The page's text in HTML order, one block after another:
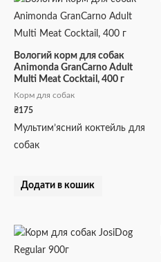
Вологий корм для собак
Animonda GranCarno Adult
Multi Meat Cocktail, 400 г
Корм для собак
₴175
Мультим’ясний коктейль для
собак
Додати в кошик